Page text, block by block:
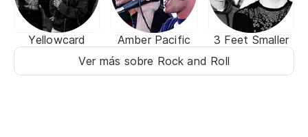
Yellowcard Amber Pacific
3 Feet Smaller
Ver más sobre Rock and Roll